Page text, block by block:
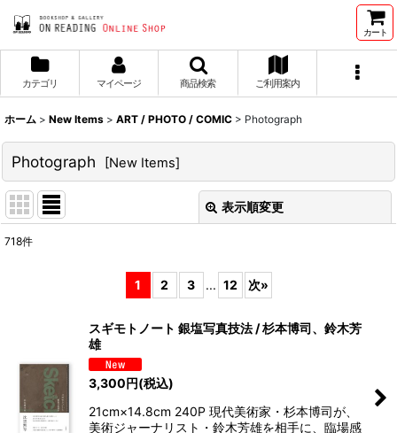
カート
カテゴリ マイページ 商品検索 ご利用案内
ホーム > New Items > ART / PHOTO / COMIC > Photograph
Photograph [New Items]
表示順変更
718件
1 2 3 ... 12 次»
スギモトノート 銀塩写真技法 / 杉本博司、鈴木芳
雄
3,300円(税込)
21cm×14.8cm 240P 現代美術家・杉本博司が、
美術ジャーナリスト・鈴木芳雄を相手に、臨場感